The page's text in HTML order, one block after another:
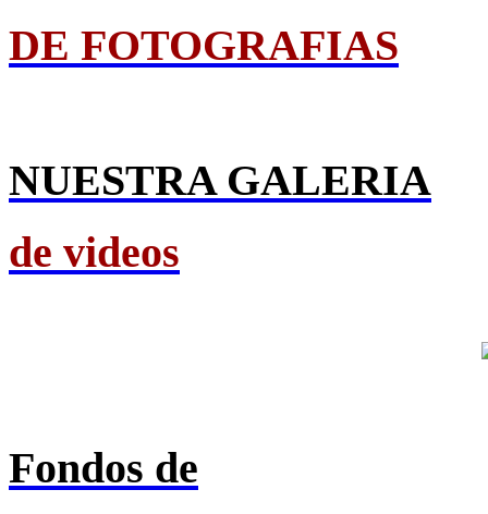
DE FOTOGRAFIAS
NUESTRA GALERIA
de videos
Fondos de